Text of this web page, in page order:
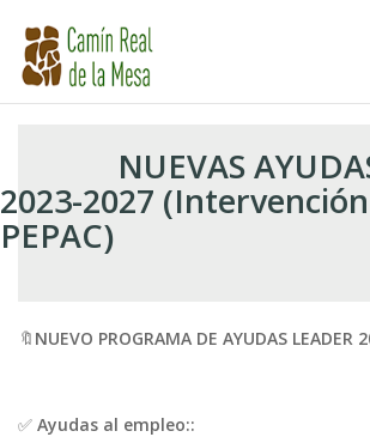
contenido
principal
NUEVAS AYUDAS
2023-2027
PEPAC)
🔖 NUEVO PROGRAMA DE AYUDAS LEADER
✅ Ayudas al empleo::